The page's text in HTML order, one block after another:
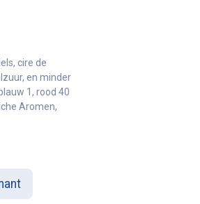
cire de
en minder
1, rood 40
Aromen,